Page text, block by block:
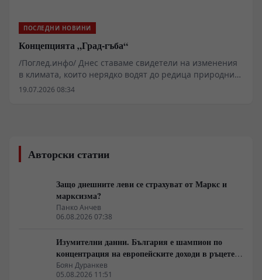
ПОСЛЕДНИ НОВИНИ
Концепцията „Град-гъба“
/Поглед.инфо/ Днес ставаме свидетели на изменения
в климата, които нерядко водят до редица природни
бедствия, такива като: Увеличаване на
месеци нерядко се наблюдават макар и краткотрайни
снежни бури и ветрове, придружени с обилни
замръзнали водни площи. Тъй като в съвременни
условия значителна част от населението живее в
градовете, тези аномалии излагат гражданите на
особен риск.
19.07.2026 08:34
Авторски статии
Защо днешните леви се страхуват от Маркс и
марксизма?
Панко Анчев
06.08.2026 07:38
Изумителни данни. България е шампион по
концентрация на европейските доходи в ръцете
на най-богатия 1%, надминава и САЩ
Боян Дуранкев
05.08.2026 11:51